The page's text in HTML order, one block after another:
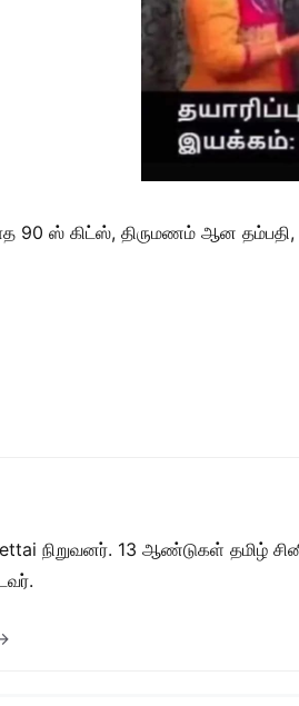
90 ஸ் கிட்ஸ், திருமணம் ஆன
நிறுவனர். 13 ஆண்டுகள் தமிழ்